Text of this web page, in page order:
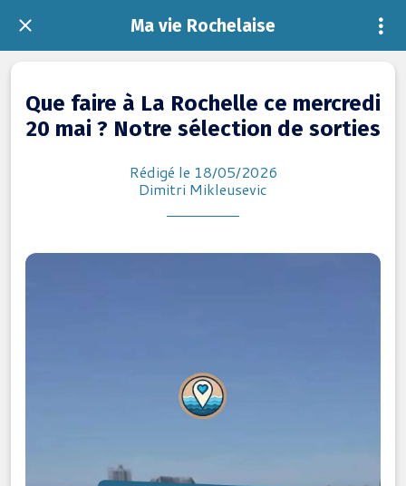
Ma vie Rochelaise
Que faire à La Rochelle ce mercredi
20 mai ? Notre sélection de sorties
Rédigé le 18/05/2026
Dimitri Mikleusevic